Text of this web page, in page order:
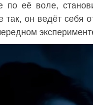
её воле,
так, он ведёт себя